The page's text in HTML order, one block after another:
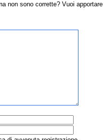
non sono corrette? Vuoi apportare